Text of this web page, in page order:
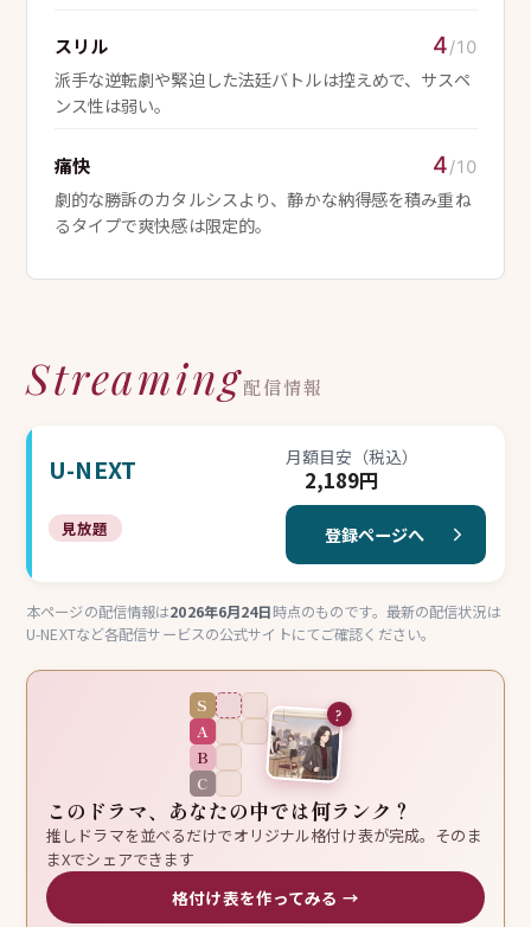
スリル 4/10
派手な逆転劇や緊迫した法廷バトルは控えめで、サスペ
ンス性は弱い。
痛快 4/10
劇的な勝訴のカタルシスより、静かな納得感を積み重ね
るタイプで爽快感は限定的。
Streaming配信情報
U-NEXT
見放題
月額目安（税込）
2,189円
登録ページへ
本ページの配信情報は2026年6月24日時点のものです。最新の配信状況は
U-NEXTなど各配信サービスの公式サイトにてご確認ください。
S
A
B
C
?
このドラマ、あなたの中では何ランク？
推しドラマを並べるだけでオリジナル格付け表が完成。そのま
まXでシェアできます
格付け表を作ってみる →